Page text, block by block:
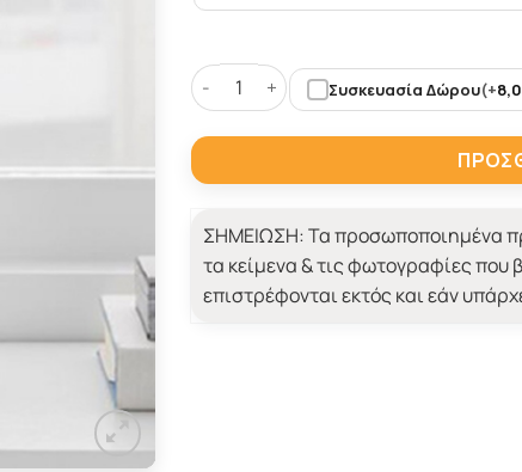
Λευκή Γλάστρα με Ονόματα,
Συσκευασία Δώρου(+
ΣΗΜΕΙΩΣΗ:Τα προσωποποιημένα
τα κείμενα & τις φωτογραφίες που
επιστρέφονται εκτός και εάν